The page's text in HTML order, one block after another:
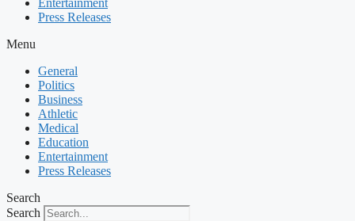
Entertainment
Press Releases
Menu
General
Politics
Business
Athletic
Medical
Education
Entertainment
Press Releases
Search
Search